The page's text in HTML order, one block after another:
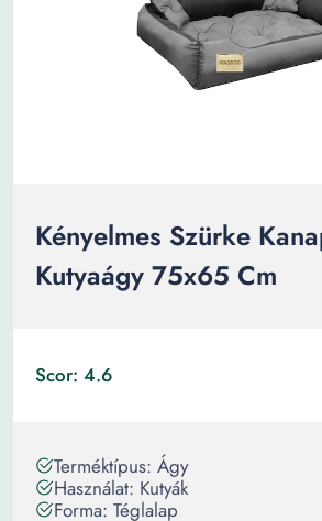
Kényelmes Szürke
Kutyaágy 75x65 Cm
Scor: 4.6
Terméktípus: Ágy
Használat: Kutyák
Forma: Téglalap